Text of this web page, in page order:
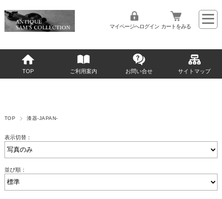
マイページへログイン カートをみる
TOP ご利用案内 お問い合せ サイトマップ
TOP 漆器-JAPAN-
表示切替：
並び順：